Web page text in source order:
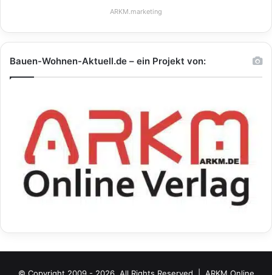
ARKM.marketing
Bauen-Wohnen-Aktuell.de – ein Projekt von: